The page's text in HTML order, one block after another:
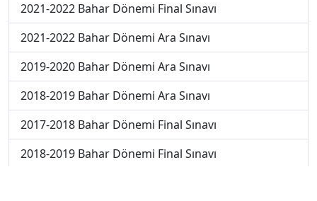
2021-2022 Bahar Dönemi Final Sınavı
2021-2022 Bahar Dönemi Ara Sınavı
2019-2020 Bahar Dönemi Ara Sınavı
2018-2019 Bahar Dönemi Ara Sınavı
2017-2018 Bahar Dönemi Final Sınavı
2018-2019 Bahar Dönemi Final Sınavı